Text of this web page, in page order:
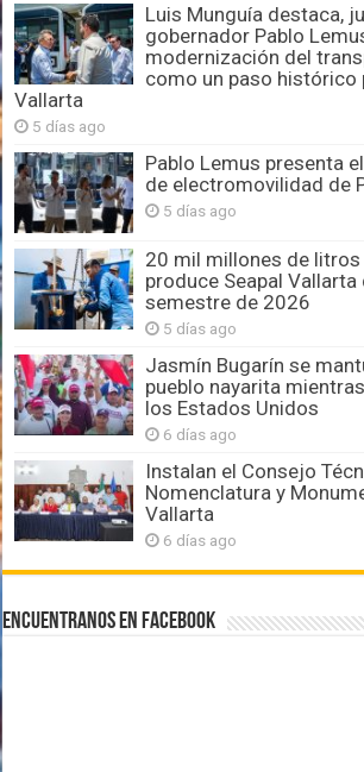
Luis Munguía destaca,
gobernador Pablo
modernización del
como un paso histórico
Vallarta
5 días ago
Pablo Lemus presenta
de electromovilidad de
5 días ago
20 mil millones de litros
produce Seapal
semestre de 2026
5 días ago
Jasmín Bugarín se
pueblo nayarita
los Estados Unidos
6 días ago
Instalan el Consejo
Nomenclatura y
Vallarta
6 días ago
Encuentranos en Facebook